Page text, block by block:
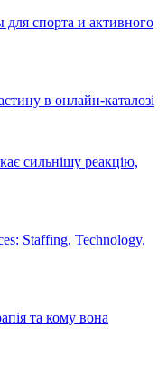
спорта и активного
в онлайн-каталозі
сильнішу реакцію,
Staffing, Technology,
та кому вона